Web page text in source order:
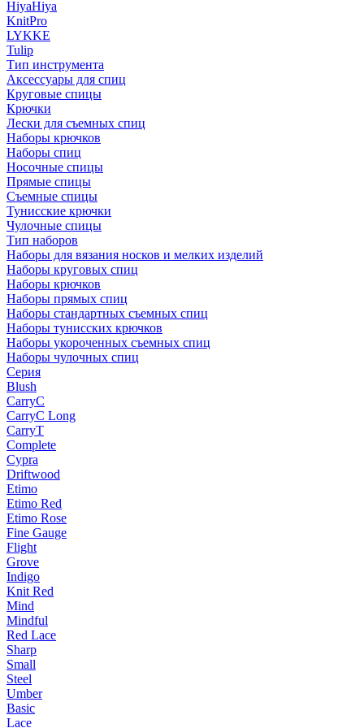
HiyaHiya
KnitPro
LYKKE
Tulip
Тип инструмента
Аксессуары для спиц
Круговые спицы
Крючки
Лески для съемных спиц
Наборы крючков
Наборы спиц
Носочные спицы
Прямые спицы
Съемные спицы
Тунисские крючки
Чулочные спицы
Тип наборов
Наборы для вязания носков и мелких изделий
Наборы круговых спиц
Наборы крючков
Наборы прямых спиц
Наборы стандартных съемных спиц
Наборы тунисских крючков
Наборы укороченных съемных спиц
Наборы чулочных спиц
Серия
Blush
CarryC
CarryC Long
CarryT
Complete
Cypra
Driftwood
Etimo
Etimo Red
Etimo Rose
Fine Gauge
Flight
Grove
Indigo
Knit Red
Mind
Mindful
Red Lace
Sharp
Small
Steel
Umber
Basic
Lace